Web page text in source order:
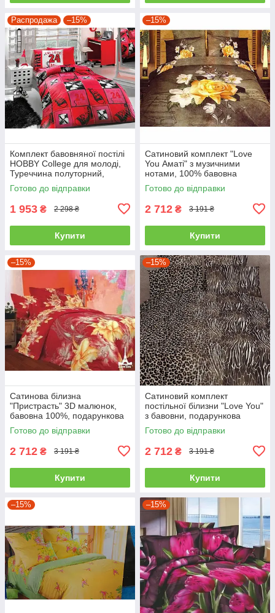
Распродажа –15%
Комплект бавовняної постілі
HOBBY College для молоді,
Туреччина полуторний,
червоний
Готово до відправки
1 953 ₴ 2 298 ₴
Купити
–15%
Сатиновий комплект "Love
You Аматі" з музичними
нотами, 100% бавовна
полуторний
Готово до відправки
2 712 ₴ 3 191 ₴
Купити
–15%
Сатинова білизна
"Пристрасть" 3D малюнок,
бавовна 100%, подарункова
упаковка полуторний
Готово до відправки
2 712 ₴ 3 191 ₴
Купити
–15%
Сатиновий комплект
постільної білизни "Love You"
з бавовни, подарункова
упаковка полуторний
Готово до відправки
2 712 ₴ 3 191 ₴
Купити
–15% –15%